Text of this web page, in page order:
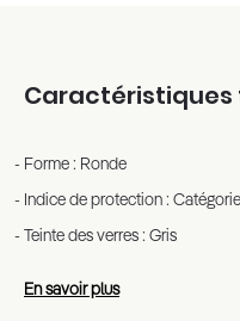
Caractéristiques
Forme : Ronde
Indice de protection :
Teinte des verres : Gris
En savoir plus